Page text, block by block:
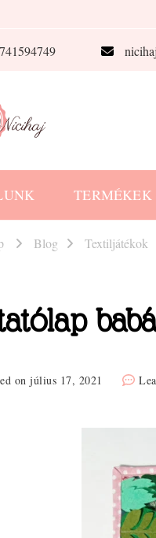
TERMÉKEK
Blog Textiljátékok
onjúlius 17, 2021